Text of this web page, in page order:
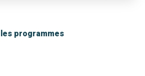
programmes